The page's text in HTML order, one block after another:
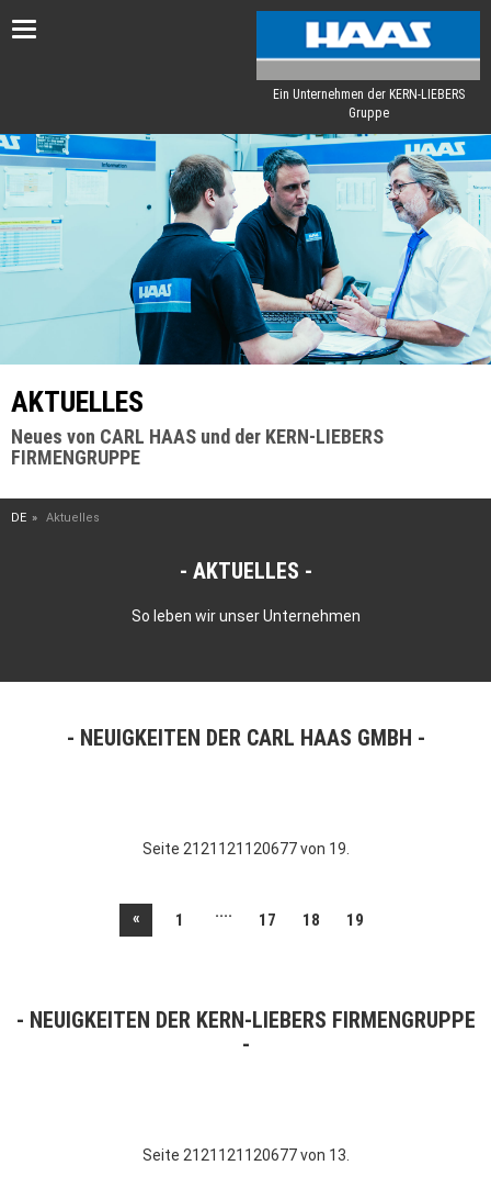
Toggle
Ein Unternehmen der KERN-LIEBERS
Gruppe
AKTUELLES
Neues von CARL HAAS und der KERN-LIEBERS
FIRMENGRUPPE
DE Aktuelles
AKTUELLES
So leben wir unser Unternehmen
NEUIGKEITEN DER CARL HAAS GMBH
Seite 2121121120677 von 19.
« 1 .... 17 18 19
NEUIGKEITEN DER KERN-LIEBERS FIRMENGRUPPE
Seite 2121121120677 von 13.